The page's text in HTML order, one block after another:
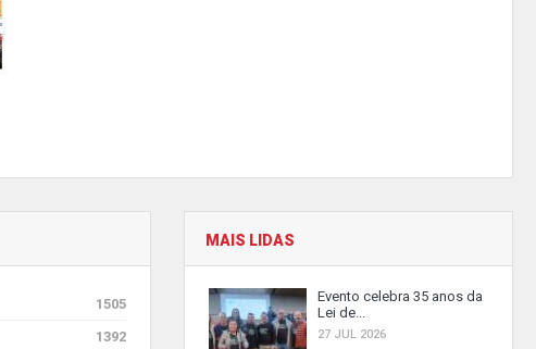
1505
1392
MAIS LIDAS
Evento celebra 35 anos da
Lei de...
27 JUL 2026